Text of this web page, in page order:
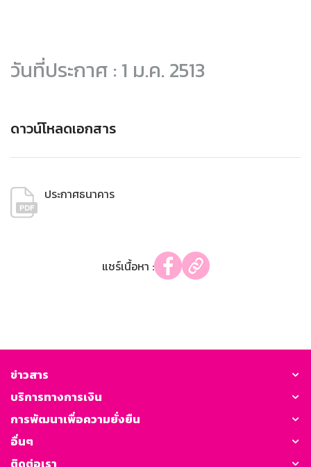
วันที่ประกาศ : 1 ม.ค. 2513
ดาวน์โหลดเอกสาร
ประกาศธนาคาร
แชร์เนื้อหา :
ข่าวสาร
บริการทางการเงิน
การพัฒนาเพื่อความยั่งยืน
อื่นๆ